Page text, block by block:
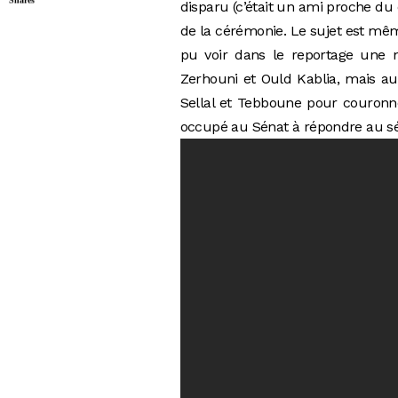
disparu (c’était un ami proche
de la cérémonie. Le sujet est
pu voir dans le reportage une
Zerhouni et Ould Kablia, mais
Sellal et Tebboune pour
occupé au Sénat à répondre au